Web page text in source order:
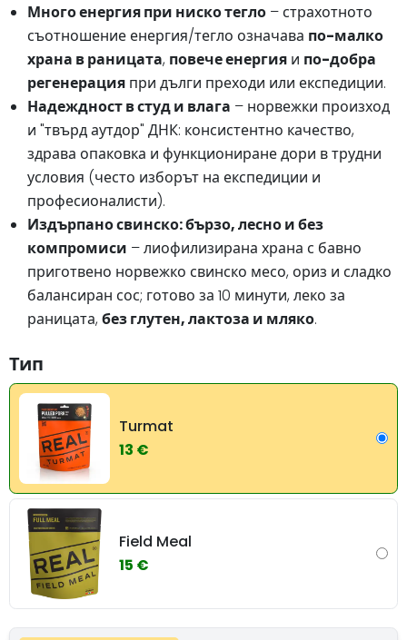
Много енергия при ниско тегло – страхотното
съотношение енергия/тегло означава по-малко
храна в раницата, повече енергия и по-добра
регенерация при дълги преходи или експедиции.
Надеждност в студ и влага – норвежки произход
и "твърд аутдор" ДНК: консистентно качество,
здрава опаковка и функциониране дори в трудни
условия (често изборът на експедиции и
професионалисти).
Издърпано свинско: бързо, лесно и без
компромиси – лиофилизирана храна с бавно
приготвено норвежко свинско месо, ориз и сладко
балансиран сос; готово за 10 минути, леко за
раницата, без глутен, лактоза и мляко.
Тип
Turmat
13 €
Field Meal
15 €